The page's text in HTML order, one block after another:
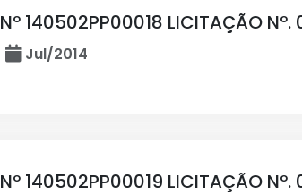
Nº 140502PP00018 LICITAÇÃO
Jul/2014
Nº 140502PP00019 LICITAÇÃO